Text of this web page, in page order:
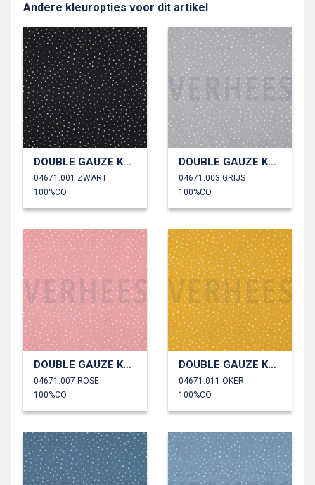
Andere kleuropties voor dit artikel
DOUBLE GAUZE KLEINE STIPPEN
04671.001 ZWART
100%CO
DOUBLE GAUZE KLEINE STIPPEN
04671.003 GRIJS
100%CO
DOUBLE GAUZE KLEINE STIPPEN
04671.007 ROSE
100%CO
DOUBLE GAUZE KLEINE STIPPEN
04671.011 OKER
100%CO